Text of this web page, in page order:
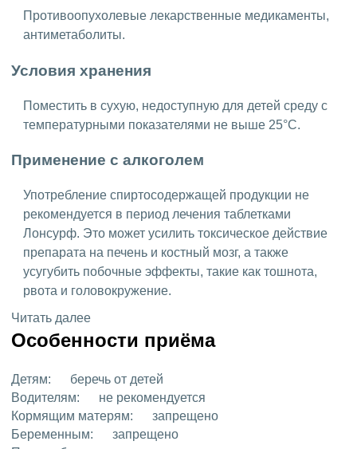
Противоопухолевые лекарственные медикаменты,
антиметаболиты.
Условия хранения
Поместить в сухую, недоступную для детей среду с
температурными показателями не выше 25°C.
Применение с алкоголем
Употребление спиртосодержащей продукции не
рекомендуется в период лечения таблетками
Лонсурф. Это может усилить токсическое действие
препарата на печень и костный мозг, а также
усугубить побочные эффекты, такие как тошнота,
рвота и головокружение.
Читать далее
Особенности приёма
Детям:
беречь от детей
Водителям:
не рекомендуется
Кормящим матерям:
запрещено
Беременным:
запрещено